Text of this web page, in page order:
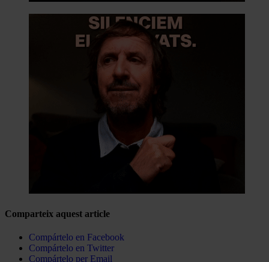
Comparteix aquest article
Compártelo en Facebook
Compártelo en Twitter
Compártelo per Email